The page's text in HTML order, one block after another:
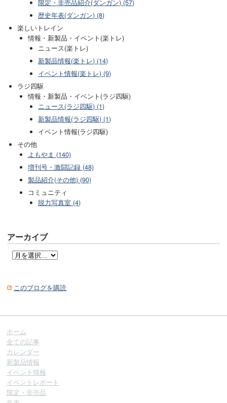
限定・非売品紹介(ダンガン) (57)
歴史年表(ダンガン) (8)
楽しいトレイン
情報・新製品・イベント(楽トレ)
ニュース(楽トレ)
新製品情報(楽トレ) (14)
イベント情報(楽トレ) (9)
ラジ四駆
情報・新製品・イベント(ラジ四駆)
ニュース(ラジ四駆) (1)
新製品情報(ラジ四駆) (1)
イベント情報(ラジ四駆)
その他
よもやま (140)
増刊号・激闘記録 (48)
製品紹介(その他) (90)
コミュニティ
脱力写真室 (4)
アーカイブ
このブログを購読
ホーム
全ての記事
カレンダー
新製品情報
イベント情報
イベントレポート
限定・非売品